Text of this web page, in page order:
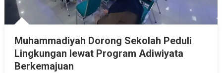
Muhammadiyah Dorong Sekolah Peduli
Lingkungan lewat Program Adiwiyata
Berkemajuan